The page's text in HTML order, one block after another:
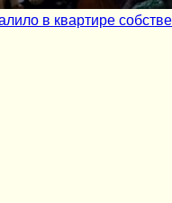
в квартире